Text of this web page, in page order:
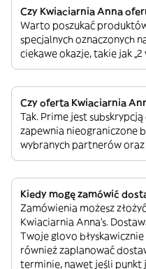
Czy Kwiaciarnia Anna
Warto poszukać
specjalnych oznaczonych
ciekawe okazje, takie jak
Czy oferta Kwiaciarnia
Tak. Prime jest
zapewnia nieograniczone
wybranych partnerów oraz
Kiedy mogę zamówić
Zamówienia możesz
Kwiaciarnia Anna’s.
Twoje glovo
również zaplanować
terminie, nawet jeśli punkt